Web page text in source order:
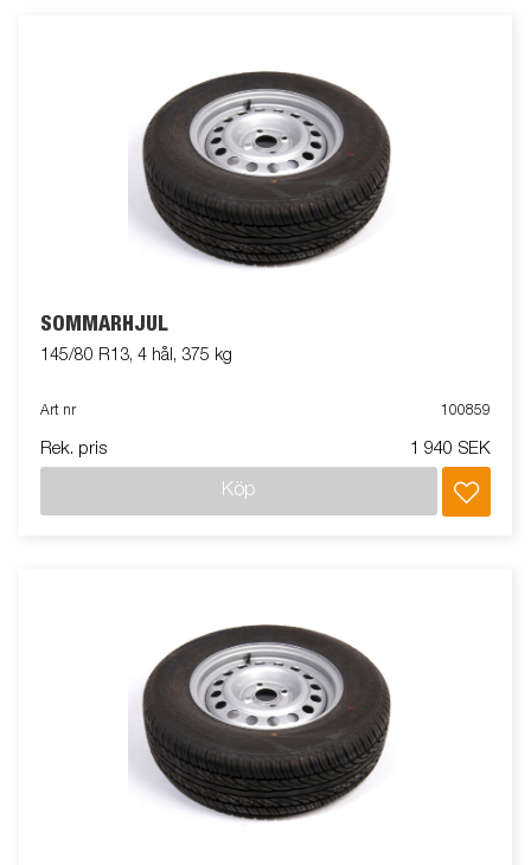
SOMMARHJUL
145/80 R13, 4 hål, 375 kg
Art nr 100859
Rek. pris 1 940 SEK
Köp